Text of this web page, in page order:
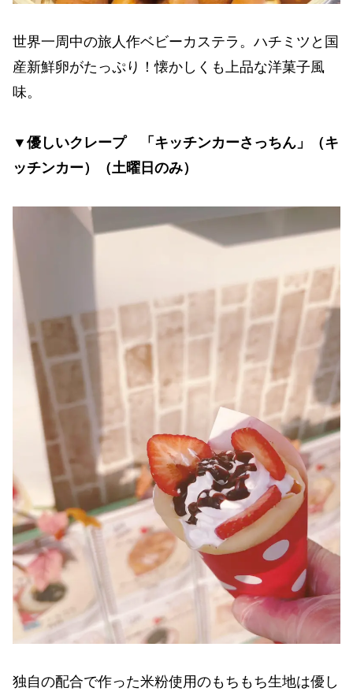
世界一周中の旅人作ベビーカステラ。ハチミツと国
産新鮮卵がたっぷり！懐かしくも上品な洋菓子風
味。
▼優しいクレープ 「キッチンカーさっちん」（キ
ッチンカー）（土曜日のみ）
独自の配合で作った米粉使用のもちもち生地は優し